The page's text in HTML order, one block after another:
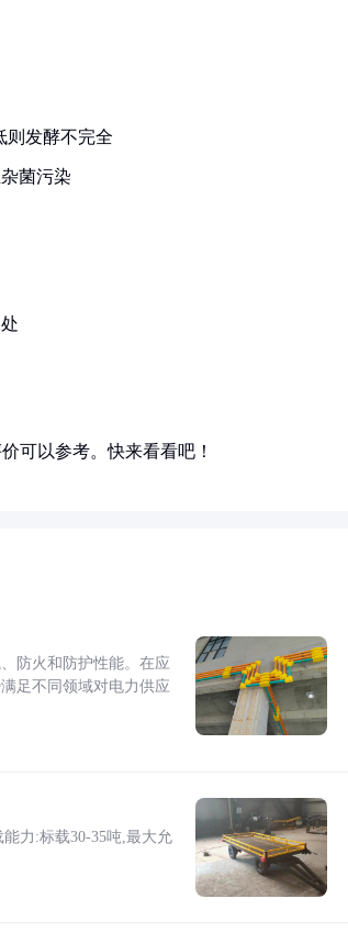
则发酵不完全
菌污染
可以参考。快来看看吧！
防火和防护性能。在应
足不同领域对电力供应
力:标载30-35吨,最大允